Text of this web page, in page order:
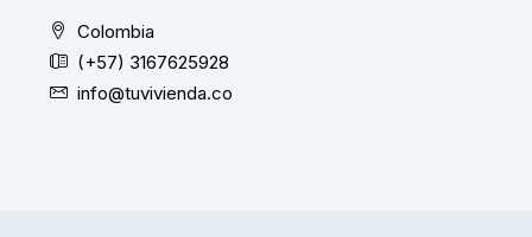
Colombia
(+57) 3167625928
info@tuvivienda.co